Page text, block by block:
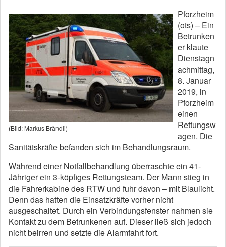
(Bild: Markus Brändli)
Pforzheim
(ots) – Ein
Betrunken
er klaute
Dienstagn
achmittag,
8. Januar
2019, in
Pforzheim
einen
Rettungsw
agen. Die
Sanitätskräfte befanden sich im Behandlungsraum.
Während einer Notfallbehandlung überraschte ein 41-
Jähriger ein 3-köpfiges Rettungsteam. Der Mann stieg in
die Fahrerkabine des RTW und fuhr davon – mit Blaulicht.
Denn das hatten die Einsatzkräfte vorher nicht
ausgeschaltet. Durch ein Verbindungsfenster nahmen sie
Kontakt zu dem Betrunkenen auf. Dieser ließ sich jedoch
nicht beirren und setzte die Alarmfahrt fort.